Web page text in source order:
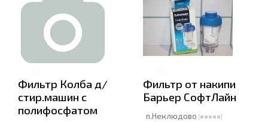
Фильтр Колба д/
стир.машин с
полифосфатом
Фильтр от накипи
Барьер СофтЛайн
п.Неклюдово